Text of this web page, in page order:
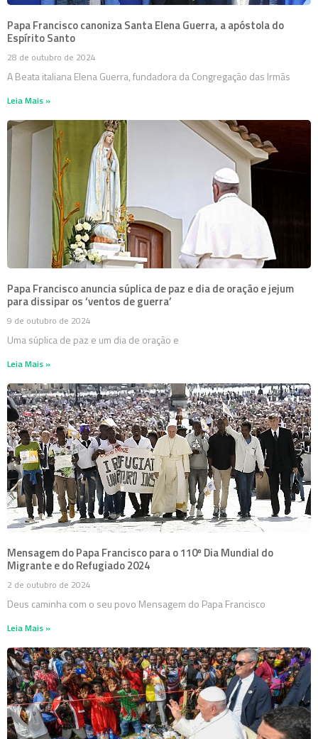
Papa Francisco canoniza Santa Elena Guerra, a apóstola do
Espírito Santo
28 de outubro de 2024
A Beata italiana Elena Guerra, fundadora da Congregação das Irmãs
Leia Mais »
Papa Francisco anuncia súplica de paz e dia de oração e jejum
para dissipar os ‘ventos de guerra’
9 de outubro de 2024
Uma súplica de paz e um dia de oração e
Leia Mais »
Mensagem do Papa Francisco para o 110º Dia Mundial do
Migrante e do Refugiado 2024
2 de outubro de 2024
Deus caminha com o seu povo Mensagem do Papa Francisco
Leia Mais »